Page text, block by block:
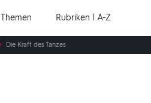
Themen Rubriken | A-Z
Die Kraft des Tanzes